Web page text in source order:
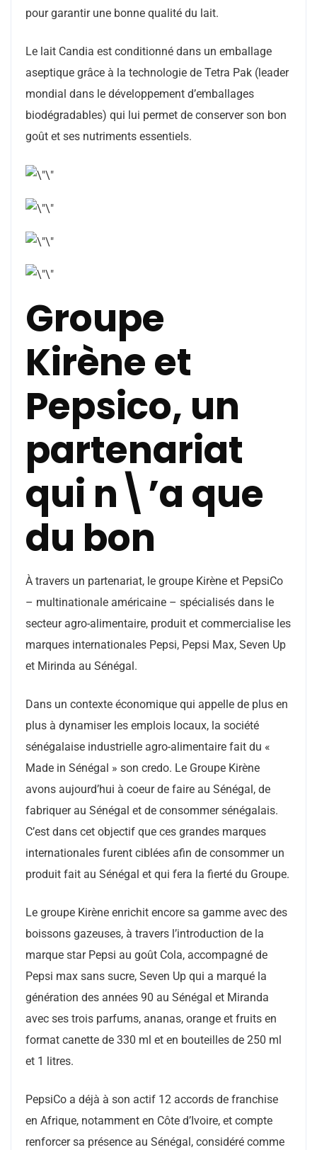
pour garantir une bonne qualité du lait.
Le lait Candia est conditionné dans un emballage
aseptique grâce à la technologie de Tetra Pak (leader
mondial dans le développement d’emballages
biodégradables) qui lui permet de conserver son bon
goût et ses nutriments essentiels.
Groupe
Kirène et
Pepsico, un
partenariat
qui n\’a que
du bon
À travers un partenariat, le groupe Kirène et PepsiCo
– multinationale américaine – spécialisés dans le
secteur agro-alimentaire, produit et commercialise les
marques internationales Pepsi, Pepsi Max, Seven Up
et Mirinda au Sénégal.
Dans un contexte économique qui appelle de plus en
plus à dynamiser les emplois locaux, la société
sénégalaise industrielle agro-alimentaire fait du «
Made in Sénégal » son credo. Le Groupe Kirène
avons aujourd’hui à coeur de faire au Sénégal, de
fabriquer au Sénégal et de consommer sénégalais.
C’est dans cet objectif que ces grandes marques
internationales furent ciblées afin de consommer un
produit fait au Sénégal et qui fera la fierté du Groupe.
Le groupe Kirène enrichit encore sa gamme avec des
boissons gazeuses, à travers l’introduction de la
marque star Pepsi au goût Cola, accompagné de
Pepsi max sans sucre, Seven Up qui a marqué la
génération des années 90 au Sénégal et Miranda
avec ses trois parfums, ananas, orange et fruits en
format canette de 330 ml et en bouteilles de 250 ml
et 1 litres.
PepsiCo a déjà à son actif 12 accords de franchise
en Afrique, notamment en Côte d’Ivoire, et compte
renforcer sa présence au Sénégal, considéré comme